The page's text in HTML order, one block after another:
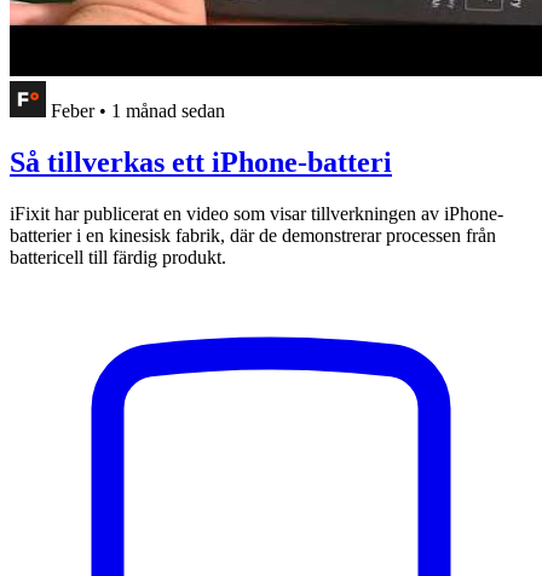
Feber • 1 månad sedan
Så tillverkas ett iPhone-batteri
iFixit har publicerat en video som visar tillverkningen av iPhone-
batterier i en kinesisk fabrik, där de demonstrerar processen från
battericell till färdig produkt.